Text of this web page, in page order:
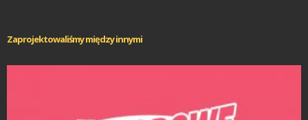
Zaprojektowaliśmy między innymi